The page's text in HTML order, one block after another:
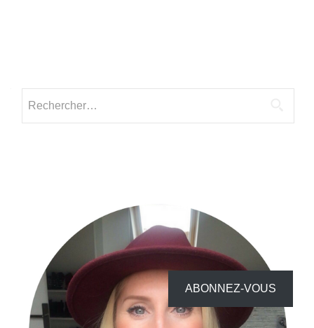
ABONNEZ-VOUS